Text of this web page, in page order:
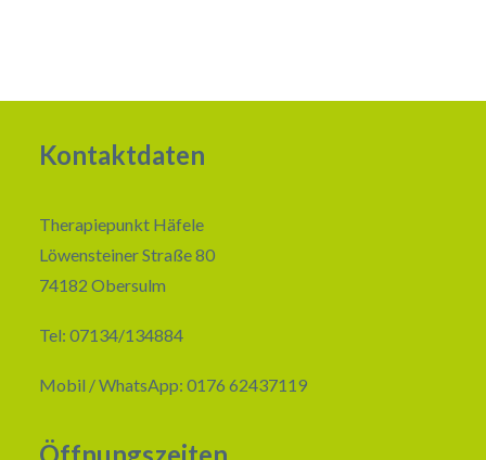
Kontaktdaten
Therapiepunkt Häfele
Löwensteiner Straße 80
74182 Obersulm
Tel: 07134/134884
Mobil / WhatsApp: 0176 62437119